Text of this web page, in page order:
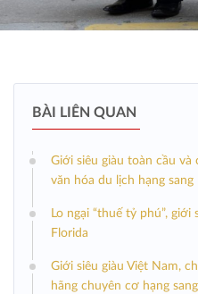
BÀI LIÊN QUAN
Giới siêu giàu toàn cầu
văn hóa du lịch hạng sang
Lo ngại “thuế tỷ phú”,
Florida
Giới siêu giàu Việt Nam,
hãng chuyên cơ hạng sang